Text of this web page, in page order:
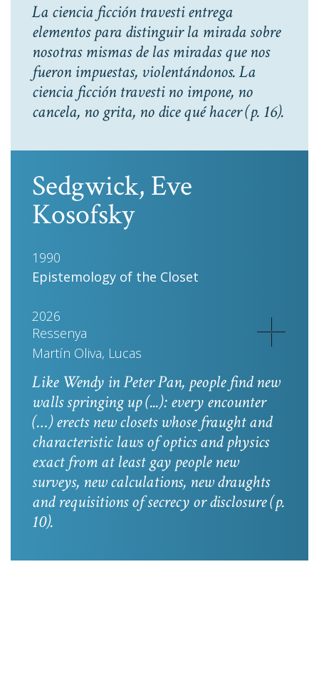
La ciencia ficción travesti entrega
elementos para distinguir la mirada sobre
nosotras mismas de las miradas que nos
fueron impuestas, violentándonos. La
ciencia ficción travesti no impone, no
cancela, no grita, no dice qué hacer(p. 16).
Sedgwick, Eve
Kosofsky
1990
Epistemology of the Closet
2026
Ressenya
Martín Oliva, Lucas
Like Wendy inPeter Pan, people find new
walls springing up (...): every encounter
(…) erects new closets whose fraught and
characteristic laws of optics and physics
exact from at least gay people new
surveys, new calculations, new draughts
and requisitions of secrecy or disclosure(p.
10).